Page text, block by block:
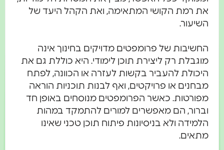
את רמת הקושי המתאימה, ואת הקהל היעד של
השיעור.
החשיבות של פרומפטים מדויקים בחינוך אינה
מוגבלת רק ליצירת תוכן לימודי. היא כוללת גם את
היכולת להעביר בקשות לעזרה או הכוונה, לפתח
מבחנים או פרויקטים, ואף לבנות תוכניות הוראה
מפורטות. כאשר הפרומפטים מנוסחים באופן חד
וברור, הם מאפשרים למורים להתמקד במהות
הלמידה ולא בניסיונות פיתוח תוכן טכני שאינו
מתאים.